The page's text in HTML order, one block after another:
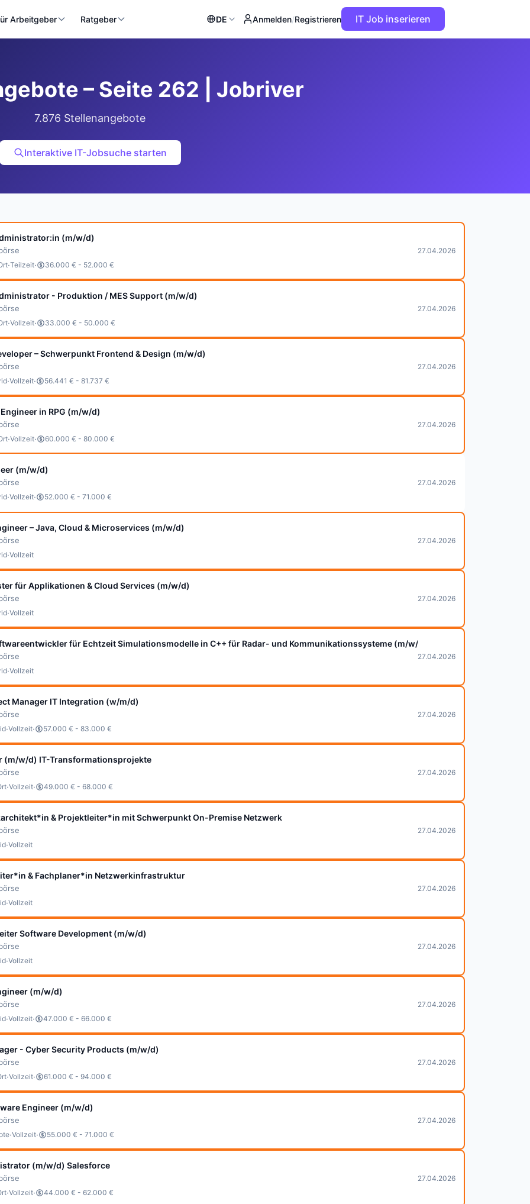
Arbeitgeber Ratgeber DE Anmelden/Registrieren IT Job inserieren
– Seite 262 | Jobriver
7.876 Stellenangebote
Interaktive IT-Jobsuche starten
(m/w/d)
·Teilzeit· 36.000 € - 52.000 €
27.04.2026
- Produktion / MES Support (m/w/d)
·Vollzeit· 33.000 € - 50.000 €
27.04.2026
– Schwerpunkt Frontend & Design (m/w/d)
·Vollzeit· 56.441 € - 81.737 €
27.04.2026
in RPG (m/w/d)
·Vollzeit· 60.000 € - 80.000 €
27.04.2026
(m/w/d)
·Vollzeit· 52.000 € - 71.000 €
27.04.2026
– Java, Cloud & Microservices (m/w/d)
·Vollzeit
27.04.2026
für Applikationen & Cloud Services (m/w/d)
·Vollzeit
27.04.2026
für Echtzeit Simulationsmodelle in C++ für Radar- und Kommunikationssysteme (m/w/d)
·Vollzeit
27.04.2026
Manager IT Integration (w/m/d)
·Vollzeit· 57.000 € - 83.000 €
27.04.2026
(m/w/d) IT-Transformationsprojekte
·Vollzeit· 49.000 € - 68.000 €
27.04.2026
& Projektleiter*in mit Schwerpunkt On-Premise Netzwerk
·Vollzeit
27.04.2026
& Fachplaner*in Netzwerkinfrastruktur
·Vollzeit
27.04.2026
Software Development (m/w/d)
·Vollzeit
27.04.2026
(m/w/d)
·Vollzeit· 47.000 € - 66.000 €
27.04.2026
- Cyber Security Products (m/w/d)
·Vollzeit· 61.000 € - 94.000 €
27.04.2026
Engineer (m/w/d)
·Vollzeit· 55.000 € - 71.000 €
27.04.2026
(m/w/d) Salesforce
·Vollzeit· 44.000 € - 62.000 €
27.04.2026